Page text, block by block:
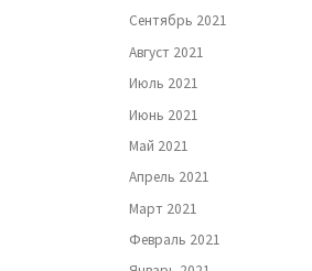
Сентябрь 2021
Август 2021
Июль 2021
Июнь 2021
Май 2021
Апрель 2021
Март 2021
Февраль 2021